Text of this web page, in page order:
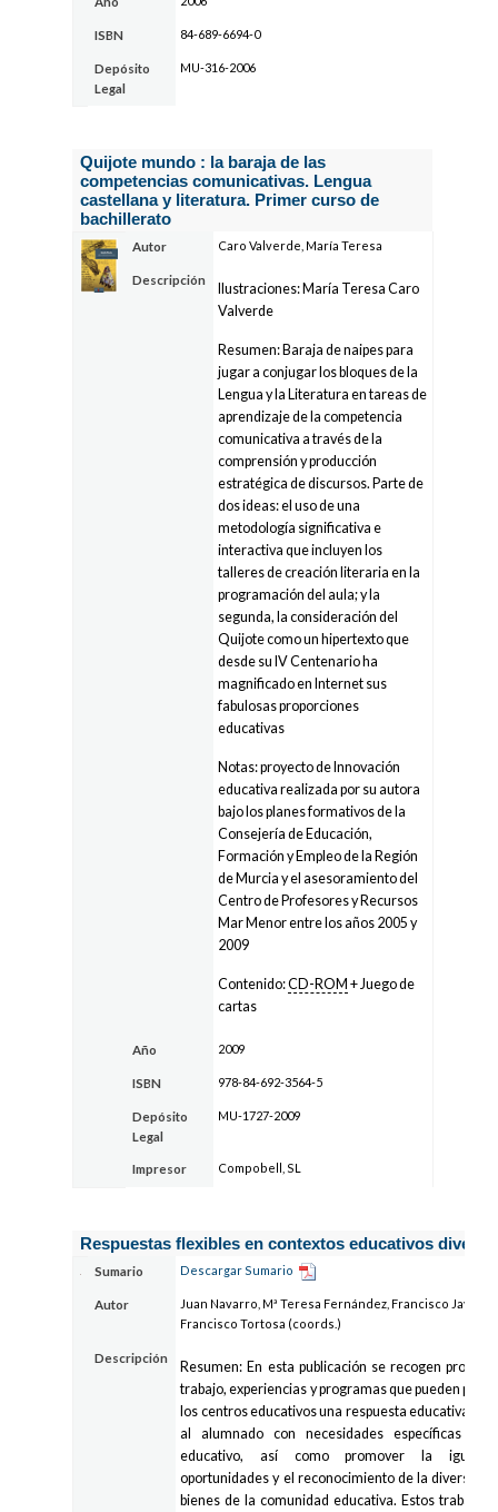
ISBN 84-689-6694-0
Depósito
Legal
MU-316-2006
Quijote mundo : la baraja de las
competencias comunicativas. Lengua
castellana y literatura. Primer curso de
bachillerato
Autor Caro Valverde, María Teresa
Descripción
Ilustraciones: María Teresa Caro
Valverde
Resumen: Baraja de naipes para
jugar a conjugar los bloques de la
Lengua y la Literatura en tareas de
aprendizaje de la competencia
comunicativa a través de la
comprensión y producción
estratégica de discursos. Parte de
dos ideas: el uso de una
metodología significativa e
interactiva que incluyen los
talleres de creación literaria en la
programación del aula; y la
segunda, la consideración del
Quijote como un hipertexto que
desde su IV Centenario ha
magnificado en Internet sus
fabulosas proporciones
educativas
Notas: proyecto de Innovación
educativa realizada por su autora
bajo los planes formativos de la
Consejería de Educación,
Formación y Empleo de la Región
de Murcia y el asesoramiento del
Centro de Profesores y Recursos
Mar Menor entre los años 2005 y
2009
Contenido:CD-ROM + Juego de
cartas
Año 2009
ISBN 978-84-692-3564-5
Depósito
Legal
MU-1727-2009
Impresor Compobell, SL
Respuestas flexibles en contextos educativos
Sumario Descargar Sumario
Autor
Juan Navarro, Mª Teresa Fernández, Francisco Javier
Francisco Tortosa (coords.)
Descripción
Resumen: En esta publicación se recogen
trabajo, experiencias y programas que pueden
los centros educativos una respuesta educativa de
al alumnado con necesidades específicas de
educativo, así como promover la
oportunidades y el reconocimiento de la
bienes de la comunidad educativa. Estos trabajos